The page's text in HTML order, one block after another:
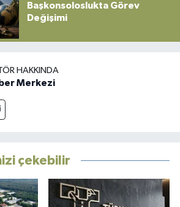
Başkonsoloslukta Görev
Değişimi
HAKKINDA
Merkezi
çekebilir